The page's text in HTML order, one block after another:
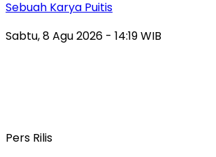
Sebuah Karya Puitis
Sabtu, 8 Agu 2026 - 14:19 WIB
Pers Rilis